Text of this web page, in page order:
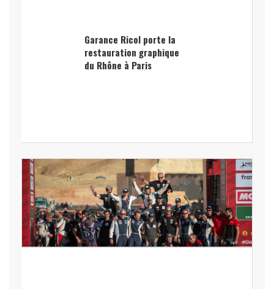
Garance Ricol porte la
restauration graphique
du Rhône à Paris